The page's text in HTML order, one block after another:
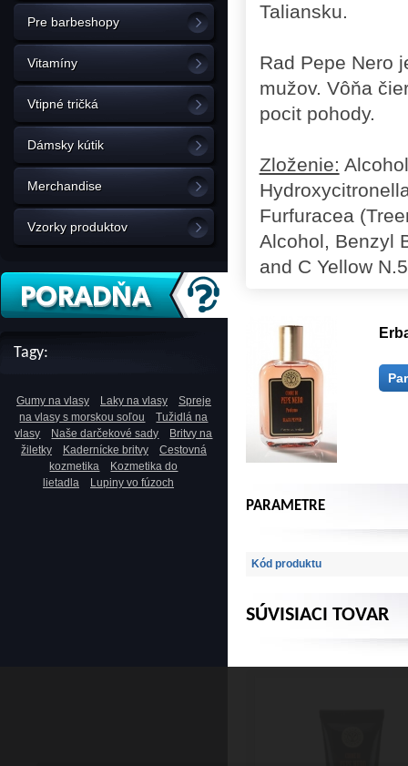
Pre barbeshopy
Vitamíny
Vtipné tričká
Dámsky kútik
Merchandise
Vzorky produktov
Tagy:
Gumy na vlasy Laky na vlasy
Spreje
na vlasy s morskou soľou
Tužidlá na
vlasy
Naše darčekové sady
Britvy na
žiletky
Kadernícke britvy
Cestovná
kozmetika
Kozmetika do
lietadla
Lupiny vo fúzoch
Taliansku.
Rad Pepe Nero
mužov. Vôňa
pocit pohody.
Zloženie:
Furfuracea
Alcohol, Benzyl
and C Yellow
PARAMETRE
Kód produktu
SÚVISIACI TOVAR